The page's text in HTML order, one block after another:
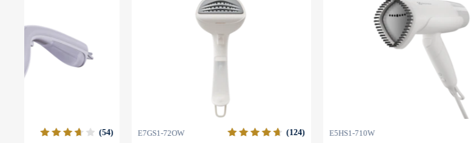
E7GS1-72OW E5HS1-710W